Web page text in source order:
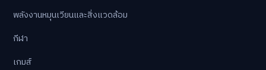
พลังงานหมุนเวียนและสิ่งแวดล้อม
กีฬา
เกมส์